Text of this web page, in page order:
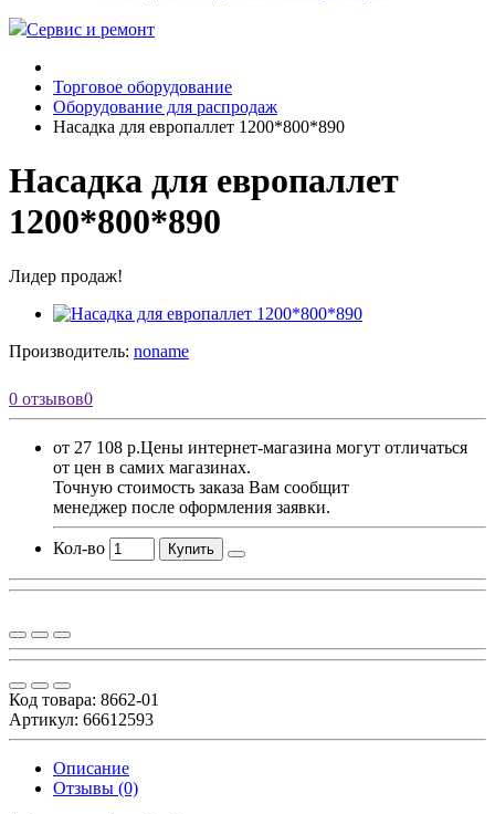
Сервис и ремонт
Торговое оборудование
Оборудование для распродаж
Насадка для европаллет 1200*800*890
Насадка для европаллет
1200*800*890
Лидер продаж!
Производитель: noname
0 отзывов0
от 27 108 р.Цены интернет-магазина могут отличаться
от цен в самих магазинах.
Точную стоимость заказа Вам сообщит
менеджер после оформления заявки.
Кол-во Купить
Код товара: 8662-01
Артикул: 66612593
Описание
Отзывы (0)